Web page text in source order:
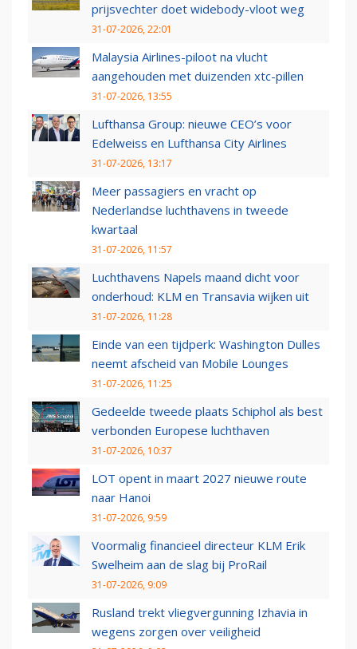
prijsvechter doet widebody-vloot weg
31-07-2026, 22:01
Malaysia Airlines-piloot na vlucht
aangehouden met duizenden xtc-pillen
31-07-2026, 13:55
Lufthansa Group: nieuwe CEO’s voor
Edelweiss en Lufthansa City Airlines
31-07-2026, 13:17
Meer passagiers en vracht op
Nederlandse luchthavens in tweede
kwartaal
31-07-2026, 11:57
Luchthavens Napels maand dicht voor
onderhoud: KLM en Transavia wijken uit
31-07-2026, 11:28
Einde van een tijdperk: Washington Dulles
neemt afscheid van Mobile Lounges
31-07-2026, 11:25
Gedeelde tweede plaats Schiphol als best
verbonden Europese luchthaven
31-07-2026, 10:37
LOT opent in maart 2027 nieuwe route
naar Hanoi
31-07-2026, 9:59
Voormalig financieel directeur KLM Erik
Swelheim aan de slag bij ProRail
31-07-2026, 9:09
Rusland trekt vliegvergunning Izhavia in
wegens zorgen over veiligheid